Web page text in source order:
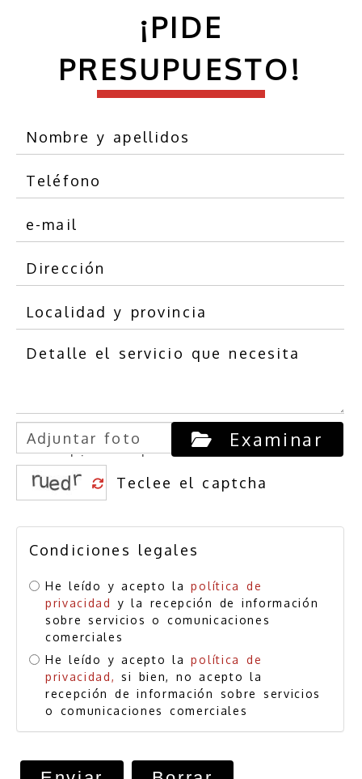
¡PIDE
PRESUPUESTO!
Adjuntar foto
o archivo expl
icativo
Examinar
Condiciones legales
He leído y acepto lapolítica de
privacidad
y la recepción de información
sobre servicios o comunicaciones
comerciales
He leído y acepto lapolítica de
privacidad, si bien, no acepto la
recepción de información sobre servicios
o comunicaciones comerciales